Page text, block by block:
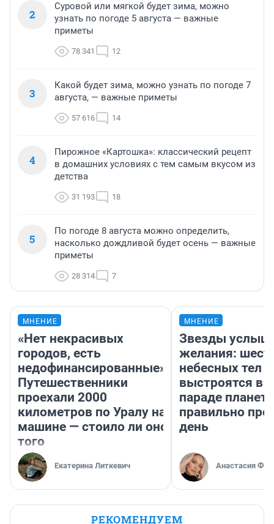
2
Суровой или мягкой будет зима, можно
узнать по погоде 5 августа — важные
приметы
78 341 12
3
Какой будет зима, можно узнать по погоде 7
августа, — важные приметы
57 616 14
4
Пирожное «Картошка»: классический рецепт
в домашних условиях с тем самым вкусом из
детства
31 193 18
5
По погоде 8 августа можно определить,
насколько дождливой будет осень — важные
приметы
28 314 7
МНЕНИЕ
«Нет некрасивых
городов, есть
недофинансированные».
Путешественники
проехали 2000
километров по Уралу на
машине — стоило ли оно
того
Екатерина Литкевич
МНЕНИЕ
Звезды
желания:
небесных тел
выстроятся в
параде планет
правильно
день
Анастасия
РЕКОМЕНДУЕМ